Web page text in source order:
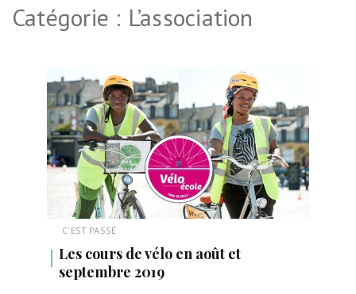
Catégorie : L’association
C'EST PASSÉ
Les cours de vélo en août et
septembre 2019